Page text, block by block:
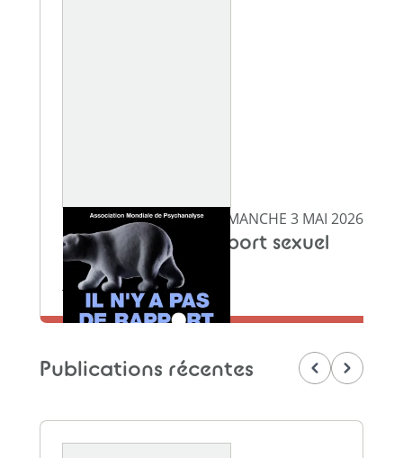
DU JEUDI 30 AVRIL AU DIMANCHE 3 MAI 2026
Il n'y a pas de rapport sexuel
Maison de la Mutualité
En savoir plus
Publications récentes Précédent
Suivant